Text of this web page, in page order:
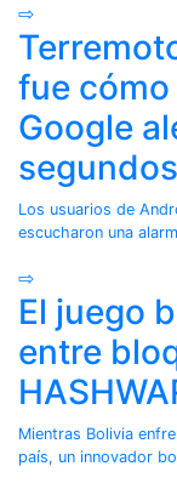
⇨
fue
Google
Los usuarios de
escucharon una
⇨
El juego
entre
Mientras Bolivia
país, un innovador